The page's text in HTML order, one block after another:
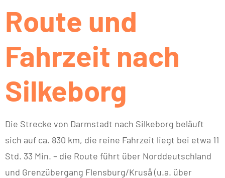
Route und
Fahrzeit nach
Silkeborg
Die Strecke von Darmstadt nach Silkeborg beläuft
sich auf ca. 830 km, die reine Fahrzeit liegt bei etwa 11
Std. 33 Min. – die Route führt über Norddeutschland
und Grenzübergang Flensburg/Kruså (u.a. über